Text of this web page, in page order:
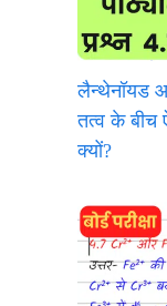
लैन्थेनॉयड
तत्व के बीच
क्यों?